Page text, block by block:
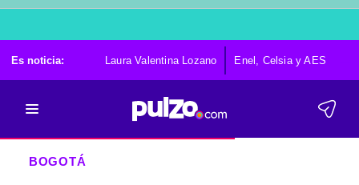
Es noticia: Laura Valentina Lozano Enel, Celsia y AES
BOGOTÁ